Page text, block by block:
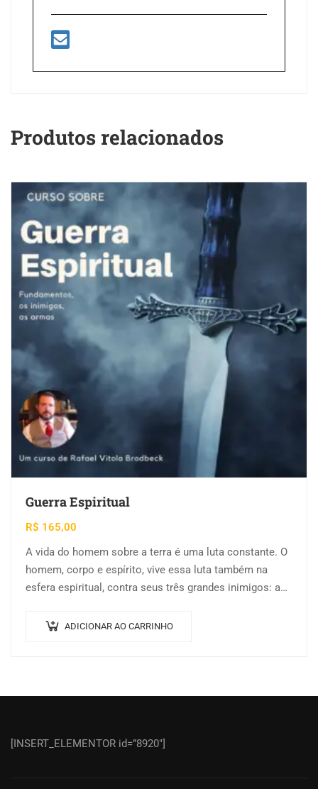
Produtos relacionados
Guerra Espiritual
R$ 165,00
A vida do homem sobre a terra é uma luta constante. O
homem, corpo e espírito, vive essa luta também na
esfera espiritual, contra seus três grandes inimigos: a…
ADICIONAR AO CARRINHO
[INSERT_ELEMENTOR id=”8920″]